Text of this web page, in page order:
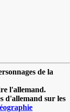
de la
l'allemand.
d'allemand sur les